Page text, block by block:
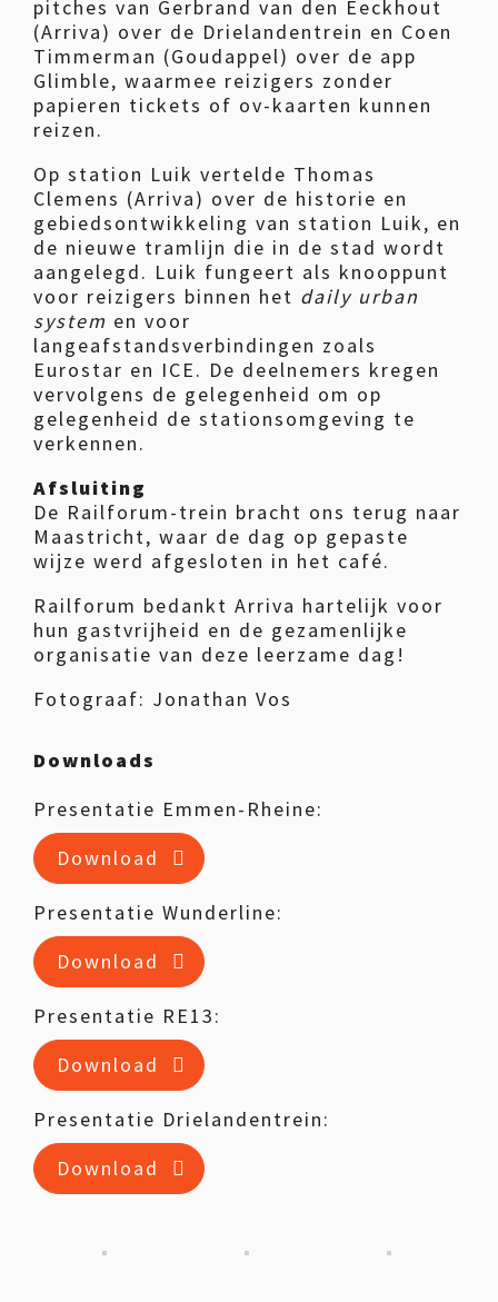
pitches van Gerbrand van den Eeckhout
(Arriva) over de Drielandentrein en Coen
Timmerman (Goudappel) over de app
Glimble, waarmee reizigers zonder
papieren tickets of ov-kaarten kunnen
reizen.
Op station Luik vertelde Thomas
Clemens (Arriva) over de historie en
gebiedsontwikkeling van station Luik, en
de nieuwe tramlijn die in de stad wordt
aangelegd. Luik fungeert als knooppunt
voor reizigers binnen het daily urban
system en voor
langeafstandsverbindingen zoals
Eurostar en ICE. De deelnemers kregen
vervolgens de gelegenheid om op
gelegenheid de stationsomgeving te
verkennen.
Afsluiting
De Railforum-trein bracht ons terug naar
Maastricht, waar de dag op gepaste
wijze werd afgesloten in het café.
Railforum bedankt Arriva hartelijk voor
hun gastvrijheid en de gezamenlijke
organisatie van deze leerzame dag!
Fotograaf: Jonathan Vos
Downloads
Presentatie Emmen-Rheine:
Download
Presentatie Wunderline:
Download
Presentatie RE13:
Download
Presentatie Drielandentrein:
Download